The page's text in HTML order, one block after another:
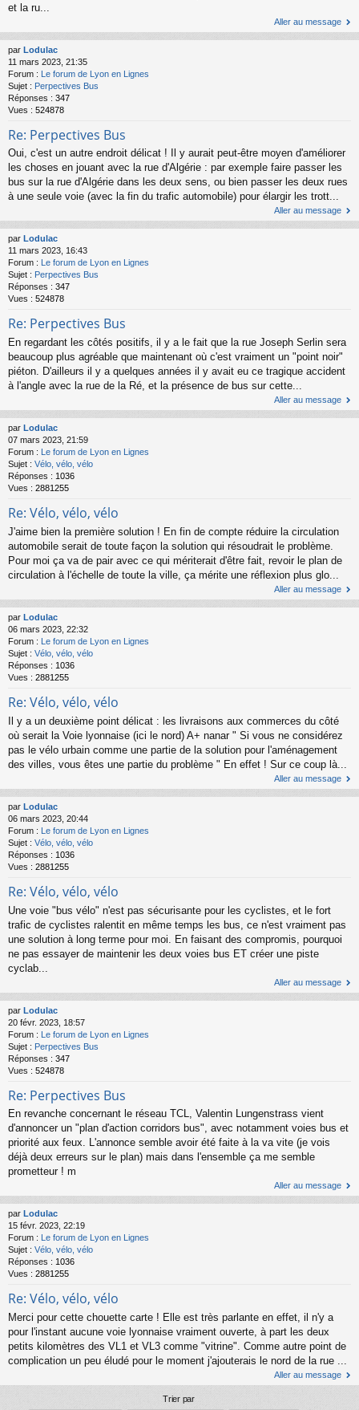
et la ru...
Aller au message
par Lodulac
11 mars 2023, 21:35
Forum : Le forum de Lyon en Lignes
Sujet : Perpectives Bus
Réponses : 347
Vues : 524878
Re: Perpectives Bus
Oui, c'est un autre endroit délicat ! Il y aurait peut-être moyen d'améliorer
les choses en jouant avec la rue d'Algérie : par exemple faire passer les
bus sur la rue d'Algérie dans les deux sens, ou bien passer les deux rues
à une seule voie (avec la fin du trafic automobile) pour élargir les trott...
Aller au message
par Lodulac
11 mars 2023, 16:43
Forum :
Le forum de Lyon en Lignes
Sujet : Perpectives Bus
Réponses : 347
Vues : 524878
Re: Perpectives Bus
En regardant les côtés positifs, il y a le fait que la rue Joseph Serlin sera
beaucoup plus agréable que maintenant où c'est vraiment un "point noir"
piéton. D'ailleurs il y a quelques années il y avait eu ce tragique accident
à l'angle avec la rue de la Ré, et la présence de bus sur cette...
Aller au message
par Lodulac
07 mars 2023, 21:59
Forum : Le forum de Lyon en Lignes
Sujet : Vélo, vélo, vélo
Réponses : 1036
Vues : 2881255
Re: Vélo, vélo, vélo
J'aime bien la première solution ! En fin de compte réduire la circulation
automobile serait de toute façon la solution qui résoudrait le problème.
Pour moi ça va de pair avec ce qui mériterait d'être fait, revoir le plan de
circulation à l'échelle de toute la ville, ça mérite une réflexion plus glo...
Aller au message
par Lodulac
06 mars 2023, 22:32
Forum : Le forum de Lyon en Lignes
Sujet : Vélo, vélo, vélo
Réponses : 1036
Vues : 2881255
Re: Vélo, vélo, vélo
Il y a un deuxième point délicat : les livraisons aux commerces du côté
où serait la Voie lyonnaise (ici le nord) A+ nanar " Si vous ne considérez
pas le vélo urbain comme une partie de la solution pour l'aménagement
des villes, vous êtes une partie du problème " En effet ! Sur ce coup là...
Aller au message
par Lodulac
06 mars 2023, 20:44
Forum : Le forum de Lyon en Lignes
Sujet : Vélo, vélo, vélo
Réponses : 1036
Vues : 2881255
Re: Vélo, vélo, vélo
Une voie "bus vélo" n'est pas sécurisante pour les cyclistes, et le fort
trafic de cyclistes ralentit en même temps les bus, ce n'est vraiment pas
une solution à long terme pour moi. En faisant des compromis, pourquoi
ne pas essayer de maintenir les deux voies bus ET créer une piste
cyclab...
Aller au message
par Lodulac
20 févr. 2023, 18:57
Forum : Le forum de Lyon en Lignes
Sujet : Perpectives Bus
Réponses : 347
Vues : 524878
Re: Perpectives Bus
En revanche concernant le réseau TCL, Valentin Lungenstrass vient
d'annoncer un "plan d'action corridors bus", avec notamment voies bus et
priorité aux feux. L'annonce semble avoir été faite à la va vite (je vois
déjà deux erreurs sur le plan) mais dans l'ensemble ça me semble
prometteur ! m
Aller au message
par Lodulac
15 févr. 2023, 22:19
Forum :
Le forum de Lyon en Lignes
Sujet : Vélo, vélo, vélo
Réponses : 1036
Vues : 2881255
Re: Vélo, vélo, vélo
Merci pour cette chouette carte ! Elle est très parlante en effet, il n'y a
pour l'instant aucune voie lyonnaise vraiment ouverte, à part les deux
petits kilomètres des VL1 et VL3 comme "vitrine". Comme autre point de
complication un peu éludé pour le moment j'ajouterais le nord de la rue ...
Aller au message
Trier par